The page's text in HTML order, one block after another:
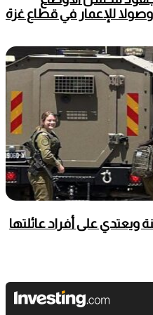
وصولا للإعمار في قطاع غزة
ويعتدي على أفراد عائلتها